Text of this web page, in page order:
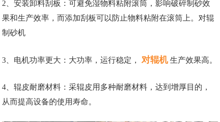
2、安装卸料刮板：可避免湿物料粘附滚筒，影响破碎制砂效
果和生产效率，而添加刮板可以防止物料粘附在滚筒上。对辊
制砂机
3、电机功率更大：大功率，运行稳定， 对辊机 生产效果高。
4、辊皮耐磨材料：采辊皮用多种耐磨材料，达到增厚目的，
从而提高设备的使用寿命。